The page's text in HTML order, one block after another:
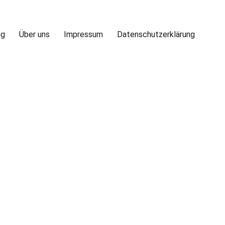
Über uns Impressum Datenschutzerklärung